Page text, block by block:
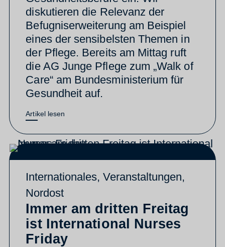
diskutieren die Relevanz der
Befugniserweiterung am Beispiel
eines der sensibelsten Themen in
der Pflege. Bereits am Mittag ruft
die AG Junge Pflege zum „Walk of
Care“ am Bundesministerium für
Gesundheit auf.
Artikel lesen
Internationales,Veranstaltungen,
Nordost
Immer am dritten Freitag
ist International Nurses
Friday